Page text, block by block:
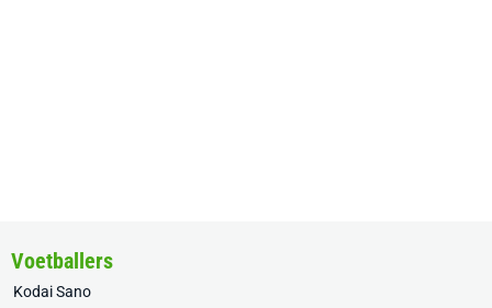
Voetballers
Kodai Sano